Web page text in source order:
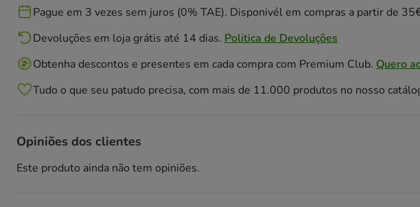
Pague em 3 vezes sem juros (0% TAE). Disponivél em compras a partir de
Devoluções em loja grátis até 14 dias. Politica de Devoluções
Obtenha descontos e presentes em cada compra com Premium Club. Quero
Tudo o que seu patudo precisa, com mais de 11.000 produtos no nosso
Opiniões dos clientes
Este produto ainda não tem opiniões.